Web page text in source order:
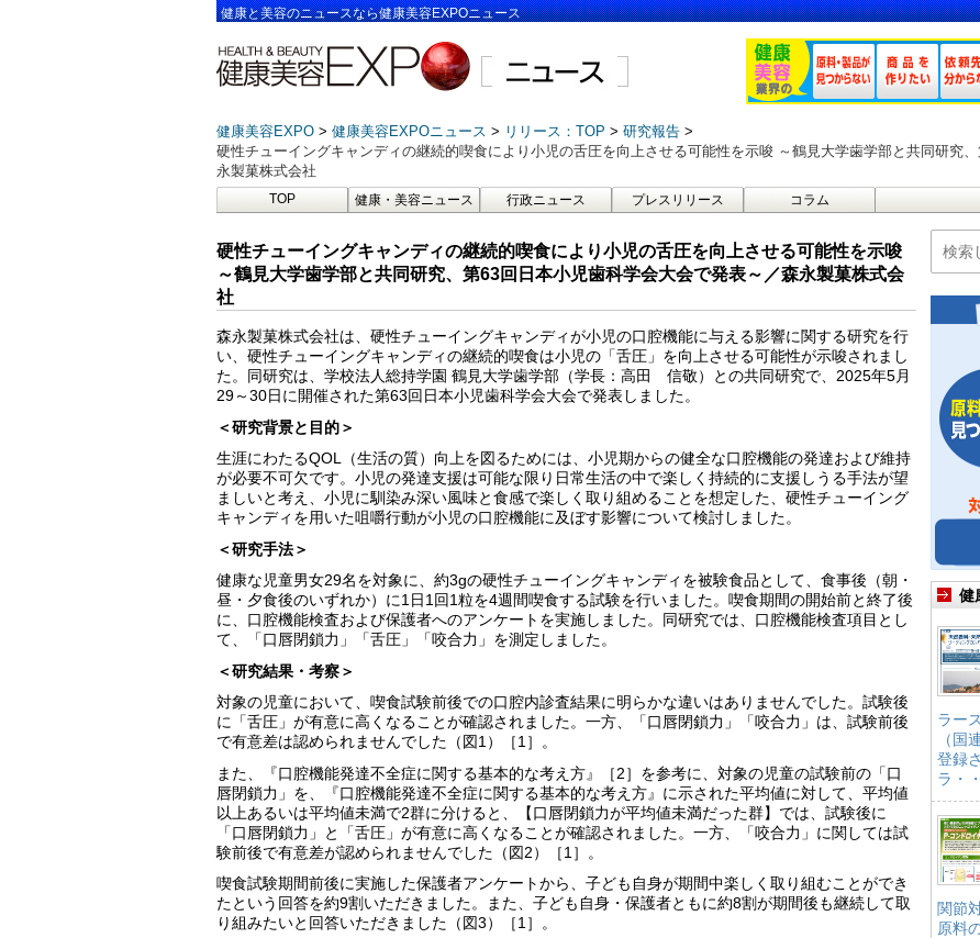
健康と美容のニュースなら健康美容EXPOニュース
健康美容EXPO 健康美容EXPOニュース リリース：TOP
研究報告
硬性チューイングキャンディの継続的喫食により小児の舌圧を向上させる可能性を示唆 ～鶴見大学歯学部と共同研究
永製菓株式会社
TOP 健康・美容ニュース 行政ニュース プレスリリース コラム
硬性チューイングキャンディの継続的喫食により小児の舌圧を向上させる可能性を示唆
～鶴見大学歯学部と共同研究、第63回日本小児歯科学会大会で発表～／森永製菓株式会
社
森永製菓株式会社は、硬性チューイングキャンディが小児の口腔機能に与える影響に関する研究を行
い、硬性チューイングキャンディの継続的喫食は小児の「舌圧」を向上させる可能性が示唆されまし
た。同研究は、学校法人総持学園 鶴見大学歯学部（学長：高田 信敬）との共同研究で、2025年5月
29～30日に開催された第63回日本小児歯科学会大会で発表しました。
＜研究背景と目的＞
生涯にわたるQOL（生活の質）向上を図るためには、小児期からの健全な口腔機能の発達および維持
が必要不可欠です。小児の発達支援は可能な限り日常生活の中で楽しく持続的に支援しうる手法が望
ましいと考え、小児に馴染み深い風味と食感で楽しく取り組めることを想定した、硬性チューイング
キャンディを用いた咀嚼行動が小児の口腔機能に及ぼす影響について検討しました。
＜研究手法＞
健康な児童男女29名を対象に、約3gの硬性チューイングキャンディを被験食品として、食事後（朝・
昼・夕食後のいずれか）に1日1回1粒を4週間喫食する試験を行いました。喫食期間の開始前と終了後
に、口腔機能検査および保護者へのアンケートを実施しました。同研究では、口腔機能検査項目とし
て、「口唇閉鎖力」「舌圧」「咬合力」を測定しました。
＜研究結果・考察＞
対象の児童において、喫食試験前後での口腔内診査結果に明らかな違いはありませんでした。試験後
に「舌圧」が有意に高くなることが確認されました。一方、「口唇閉鎖力」「咬合力」は、試験前後
で有意差は認められませんでした（図1）［1］。
また、『口腔機能発達不全症に関する基本的な考え方』［2］を参考に、対象の児童の試験前の「口
唇閉鎖力」を、『口腔機能発達不全症に関する基本的な考え方』に示された平均値に対して、平均値
以上あるいは平均値未満で2群に分けると、【口唇閉鎖力が平均値未満だった群】では、試験後に
「口唇閉鎖力」と「舌圧」が有意に高くなることが確認されました。一方、「咬合力」に関しては試
験前後で有意差が認められませんでした（図2）［1］。
喫食試験期間前後に実施した保護者アンケートから、子ども自身が期間中楽しく取り組むことができ
たという回答を約9割いただきました。また、子ども自身・保護者ともに約8割が期間後も継続して取
り組みたいと回答いただきました（図3）［1］。
健
ラー
（国
登録
ラ・
関節
原料